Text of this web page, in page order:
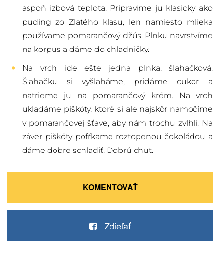
aspoň izbová teplota. Pripravíme ju klasicky ako
puding zo Zlatého klasu, len namiesto mlieka
používame pomarančový džús. Plnku navrstvíme
na korpus a dáme do chladničky.
Na vrch ide ešte jedna plnka, šľahačková.
Šľahačku si vyšľaháme, pridáme cukor a
natrieme ju na pomarančový krém. Na vrch
ukladáme piškóty, ktoré si ale najskôr namočíme
v pomarančovej šťave, aby nám trochu zvlhli. Na
záver piškóty pofŕkame roztopenou čokoládou a
dáme dobre schladiť. Dobrú chuť.
KOMENTOVAŤ
Zdieľať